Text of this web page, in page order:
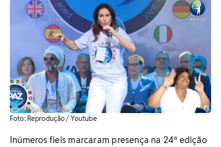
Foto: Reprodução / Youtube
Inúmeros fieis marcaram presença na 24ª edição